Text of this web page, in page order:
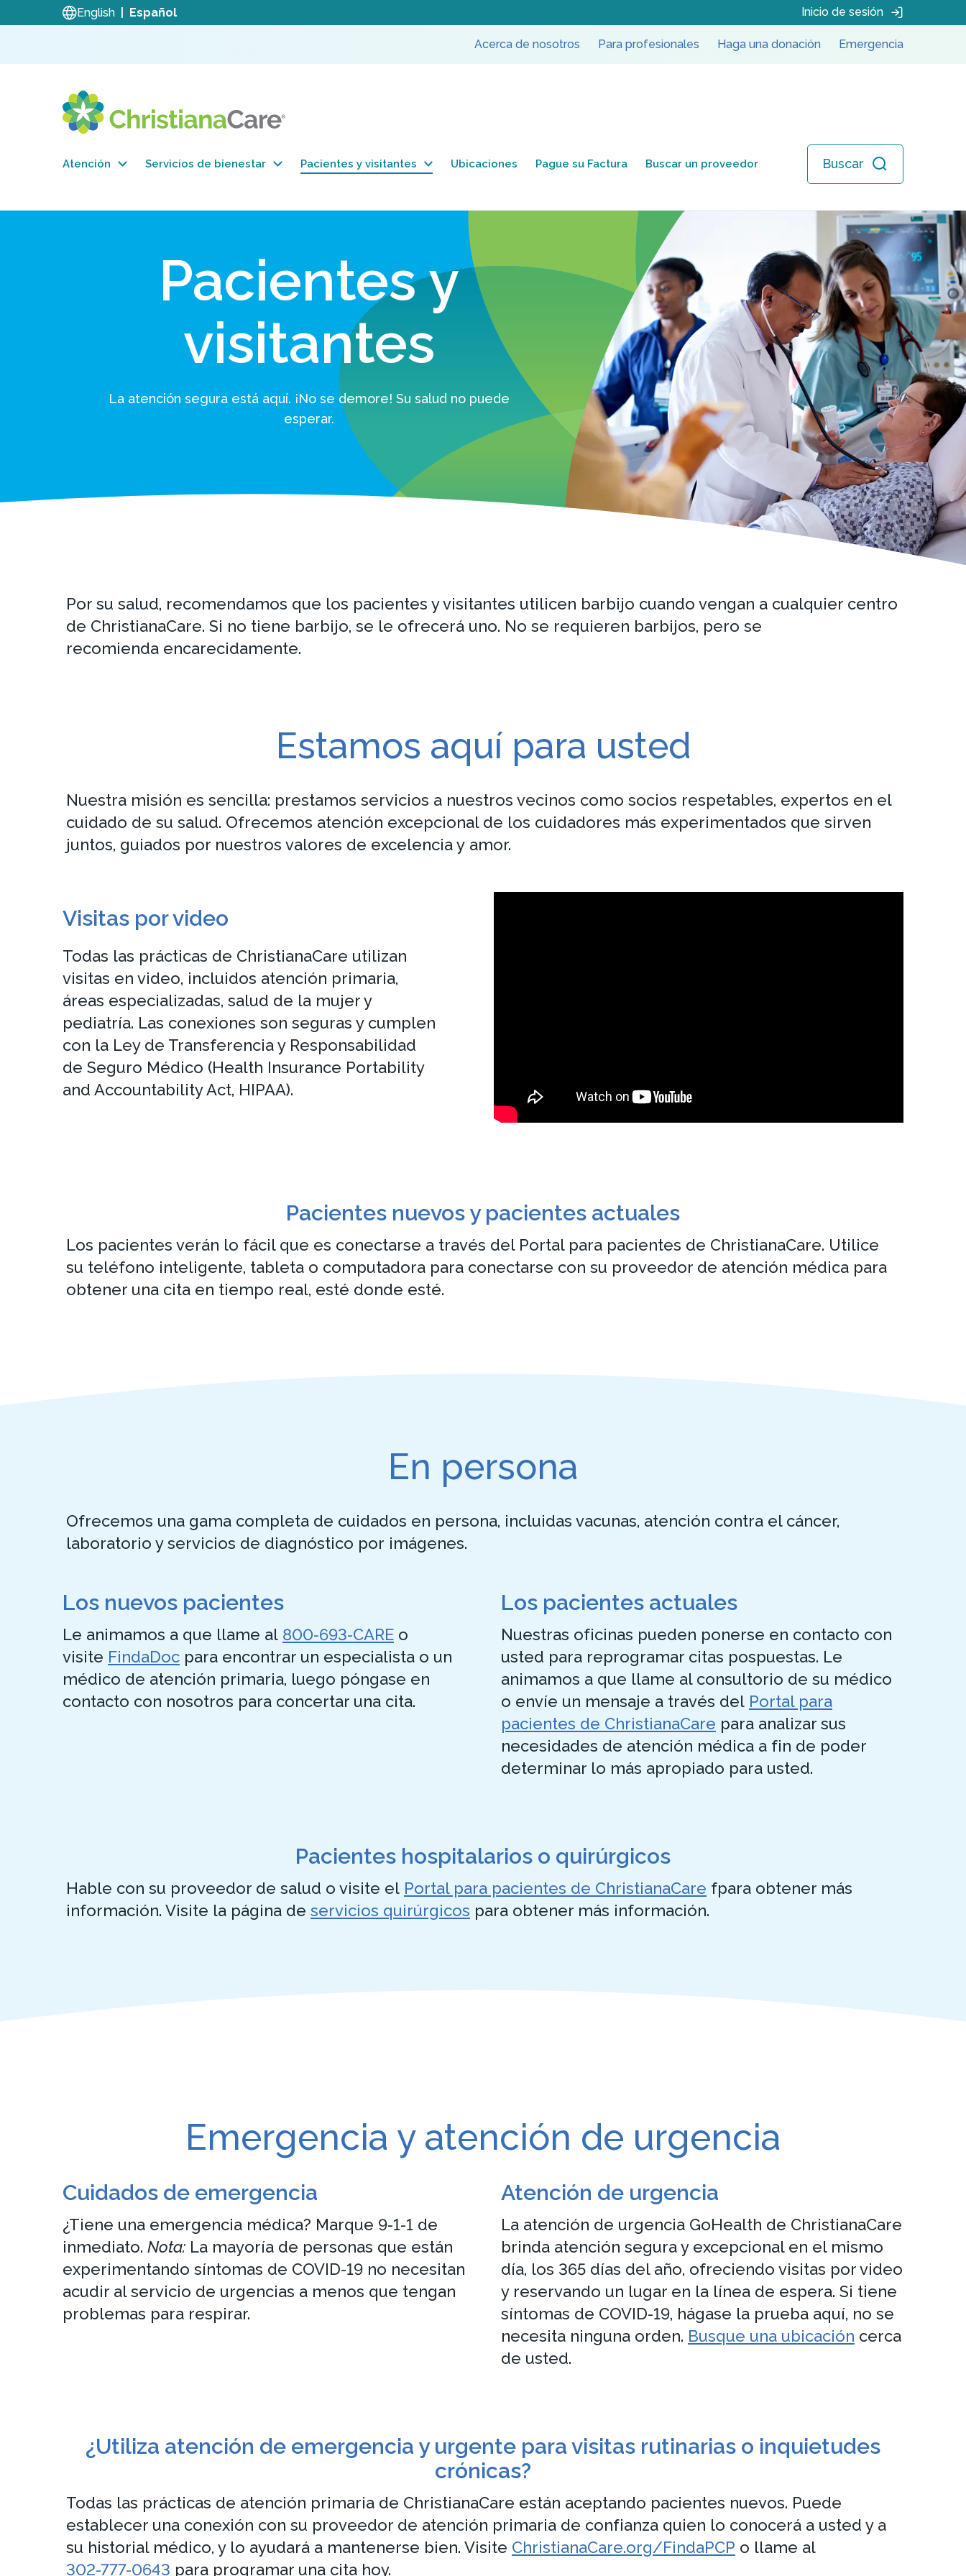
English Español Inicio de sesión
Acerca de nosotros Para profesionales Haga una donación Emergencia
Atención Servicios de bienestar Pacientes y visitantes Ubicaciones Pague su Factura Buscar un proveedor Buscar
Pacientes y
visitantes
La atención segura está aquí. ¡No se demore! Su salud no puede
esperar.
Por su salud, recomendamos que los pacientes y visitantes utilicen barbijo cuando vengan a cualquier centro
de ChristianaCare. Si no tiene barbijo, se le ofrecerá uno. No se requieren barbijos, pero se
recomienda encarecidamente.
Estamos aquí para usted
Nuestra misión es sencilla: prestamos servicios a nuestros vecinos como socios respetables, expertos en el
cuidado de su salud. Ofrecemos atención excepcional de los cuidadores más experimentados que sirven
juntos, guiados por nuestros valores de excelencia y amor.
Visitas por video
Todas las prácticas de ChristianaCare utilizan
visitas en video, incluidos atención primaria,
áreas especializadas, salud de la mujer y
pediatría. Las conexiones son seguras y cumplen
con la Ley de Transferencia y Responsabilidad
de Seguro Médico (Health Insurance Portability
and Accountability Act, HIPAA).
Pacientes nuevos y pacientes actuales
Los pacientes verán lo fácil que es conectarse a través del Portal para pacientes de ChristianaCare. Utilice
su teléfono inteligente, tableta o computadora para conectarse con su proveedor de atención médica para
obtener una cita en tiempo real, esté donde esté.
En persona
Ofrecemos una gama completa de cuidados en persona, incluidas vacunas, atención contra el cáncer,
laboratorio y servicios de diagnóstico por imágenes.
Los nuevos pacientes
Le animamos a que llame al 800-693-CARE o
visite FindaDoc para encontrar un especialista o un
médico de atención primaria, luego póngase en
contacto con nosotros para concertar una cita.
Los pacientes actuales
Nuestras oficinas pueden ponerse en contacto con
usted para reprogramar citas pospuestas. Le
animamos a que llame al consultorio de su médico
o envíe un mensaje a través del Portal para
pacientes de ChristianaCare para analizar sus
necesidades de atención médica a fin de poder
determinar lo más apropiado para usted.
Pacientes hospitalarios o quirúrgicos
Hable con su proveedor de salud o visite el Portal para pacientes de ChristianaCare fpara obtener más
información. Visite la página de servicios quirúrgicos para obtener más información.
Emergencia y atención de urgencia
Cuidados de emergencia
¿Tiene una emergencia médica? Marque 9-1-1 de
inmediato. Nota: La mayoría de personas que están
experimentando síntomas de COVID-19 no necesitan
acudir al servicio de urgencias a menos que tengan
problemas para respirar.
Atención de urgencia
La atención de urgencia GoHealth de ChristianaCare
brinda atención segura y excepcional en el mismo
día, los 365 días del año, ofreciendo visitas por video
y reservando un lugar en la línea de espera. Si tiene
síntomas de COVID-19, hágase la prueba aquí, no se
necesita ninguna orden. Busque una ubicación cerca
de usted.
¿Utiliza atención de emergencia y urgente para visitas rutinarias o inquietudes
crónicas?
Todas las prácticas de atención primaria de ChristianaCare están aceptando pacientes nuevos. Puede
establecer una conexión con su proveedor de atención primaria de confianza quien lo conocerá a usted y a
su historial médico, y lo ayudará a mantenerse bien. Visite ChristianaCare.org/FindaPCP o llame al
302-777-0643 para programar una cita hoy.